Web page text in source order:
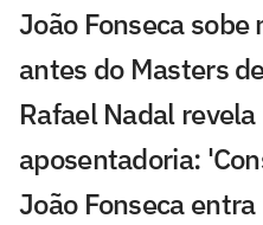
João Fonseca sobe
antes do Masters
Rafael Nadal
aposentadoria:
João Fonseca